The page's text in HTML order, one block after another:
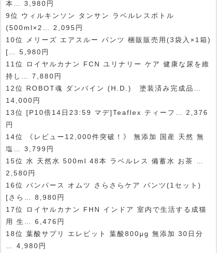
本… 3,980円
9位 ウィルキンソン タンサン ラベルレスボトル
(500ml×2… 2,095円
10位 メリーズ エアスルー パンツ 梱販販売用(3袋入×1箱)
[… 5,980円
11位 ロイヤルカナン FCN ユリナリー ケア 健康な尿を維
持し… 7,880円
12位 ROBOT魂 ダンバイン (H.D.) 塗装済み完成品…
14,000円
13位 [P10倍14日23:59 マデ]Teaflex ティーフ… 2,376
円
14位 《レビュー12,000件突破！》 無添加 国産 天然 無
塩… 3,799円
15位 水 天然水 500ml 48本 ラベルレス 備蓄水 お茶 …
2,580円
16位 パンパース オムツ さらさらケア パンツ(1セット)
[さら… 8,980円
17位 ロイヤルカナン FHN インドア 室内で生活する成猫
用 生… 6,476円
18位 葉酸サプリ エレビット 葉酸800μg 無添加 30日分
… 4,980円